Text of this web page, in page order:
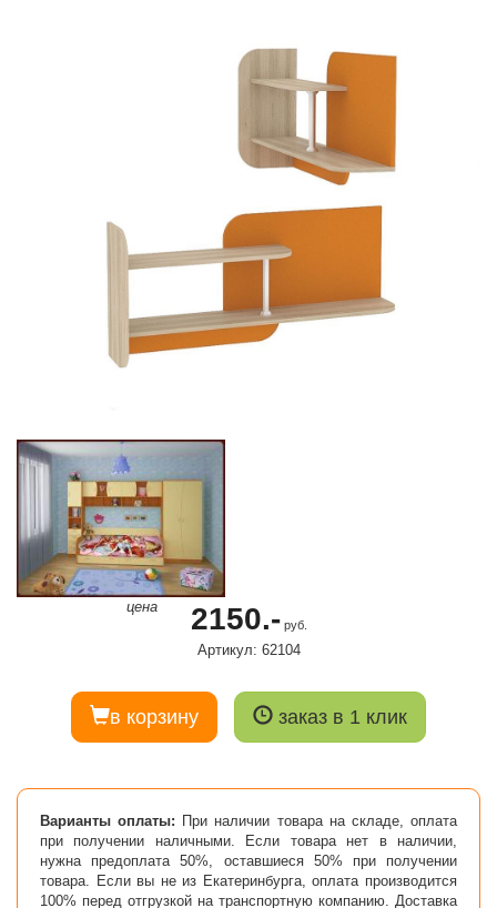
цена 2150.-руб.
Артикул: 62104
в корзину заказ в 1 клик
Варианты оплаты: При наличии товара на складе, оплата
при получении наличными. Если товара нет в наличии,
нужна предоплата 50%, оставшиеся 50% при получении
товара. Если вы не из Екатеринбурга, оплата производится
100% перед отгрузкой на транспортную компанию. Доставка